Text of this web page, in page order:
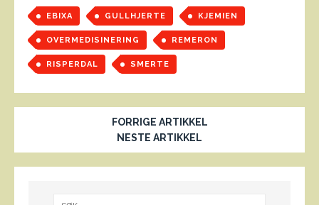
EBIXA GULLHJERTE KJEMIEN
OVERMEDISINERING REMERON
RISPERDAL SMERTE
FORRIGE ARTIKKEL
NESTE ARTIKKEL